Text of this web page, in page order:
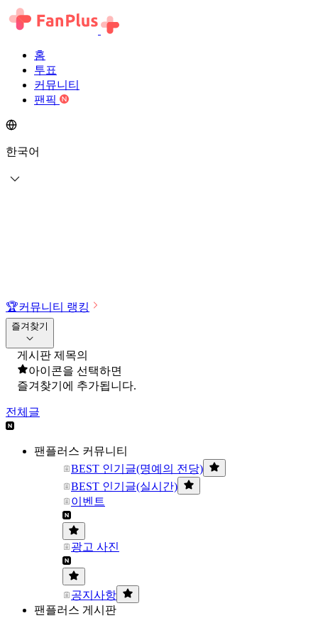
홈
투표
커뮤니티
팬픽
한국어
🏆커뮤니티 랭킹
즐겨찾기
게시판 제목의
아이콘을 선택하면
즐겨찾기에 추가됩니다.
전체글
팬플러스 커뮤니티
BEST 인기글(명예의 전당)
BEST 인기글(실시간)
이벤트
광고 사진
공지사항
팬플러스 게시판